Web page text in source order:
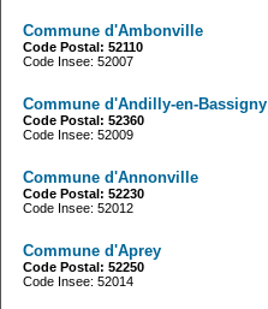
Commune d'Ambonville
Code Postal: 52110
Code Insee: 52007
Commune d'Andilly-en-Bassigny
Code Postal: 52360
Code Insee: 52009
Commune d'Annonville
Code Postal: 52230
Code Insee: 52012
Commune d'Aprey
Code Postal: 52250
Code Insee: 52014